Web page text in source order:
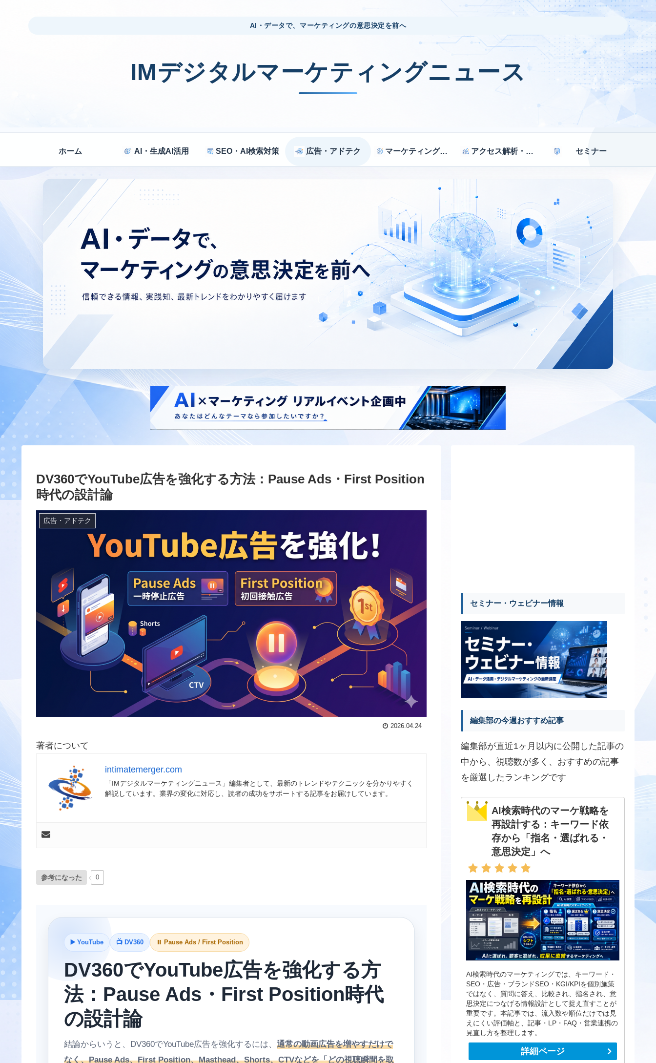
AI・データで、マーケティングの意思決定を前へ
IMデジタルマーケティングニュース
ホーム AI・生成AI活用 SEO・AI検索対策 広告・アドテク マーケティング戦略 アクセス解析・効果測定 セミナー
DV360でYouTube広告を強化する方法：Pause Ads・First Position
時代の設計論
広告・アドテク
2026.04.24
著者について
intimatemerger.com
「IMデジタルマーケティングニュース」編集者として、最新のトレンドやテクニックを分かりやすく
解説しています。業界の変化に対応し、読者の成功をサポートする記事をお届けしています。
参考になった 0
▶️ YouTube 📺 DV360 ⏸️ Pause Ads / First Position
DV360でYouTube広告を強化する方
法：Pause Ads・First Position時代
の設計論
結論からいうと、DV360でYouTube広告を強化するには、 通常の動画広告を増やすだけで
なく、Pause Ads、First Position、Masthead、Shorts、CTVなどを「どの視聴瞬間を取
セミナー・ウェビナー情報
編集部の今週おすすめ記事
編集部が直近1ヶ月以内に公開した記事の
中から、視聴数が多く、おすすめの記事
を厳選したランキングです
AI検索時代のマーケ戦略を
再設計する：キーワード依
存から「指名・選ばれる・
意思決定」へ
AI検索時代のマーケティングでは、キーワード・
SEO・広告・ブランドSEO・KGI/KPIを個別施策
ではなく、質問に答え、比較され、指名され、意
思決定につなげる情報設計として捉え直すことが
重要です。本記事では、流入数や順位だけでは見
えにくい評価軸と、記事・LP・FAQ・営業連携の
見直し方を整理します。
詳細ページ